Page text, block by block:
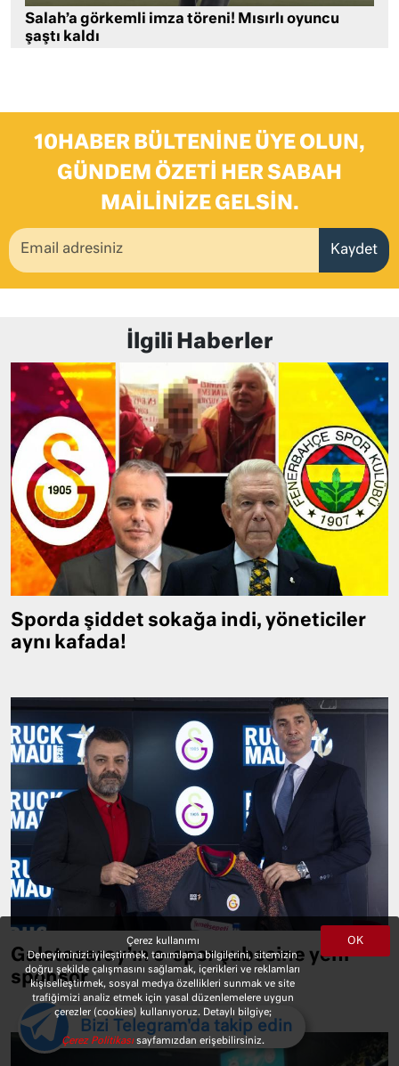
Salah’a görkemli imza töreni! Mısırlı oyuncu
şaştı kaldı
10HABER BÜLTENINE ÜYE OLUN,
GÜNDEM ÖZETI HER SABAH
MAILINIZE GELSIN.
Kaydet
İlgili Haberler
Sporda şiddet sokağa indi, yöneticiler
aynı kafada!
Galatasaray’ın e-spor şubesine yeni
sponsor
OK
Çerez kullanımı
Deneyiminizi iyileştirmek, tanımlama bilgilerini, sitemizin
doğru şekilde çalışmasını sağlamak, içerikleri ve reklamları
kişiselleştirmek, sosyal medya özellikleri sunmak ve site
trafiğimizi analiz etmek için yasal düzenlemelere uygun
çerezler (cookies) kullanıyoruz. Detaylı bilgiye;
Çerez Politikasısayfamızdan erişebilirsiniz.
Bizi Telegram'da takip edin